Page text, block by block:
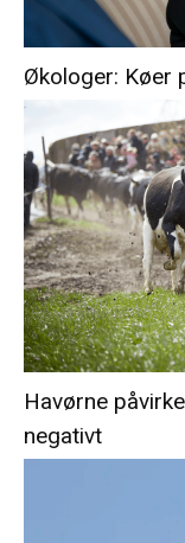
Økologer:
Havørne
negativt